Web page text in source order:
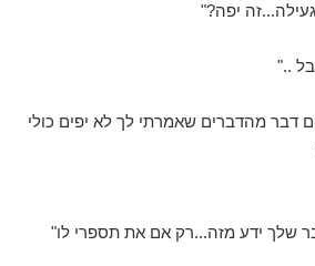
יפה?"
.."
דבר מהדברים שאמרתי לך לא יפים כולי
שלך ידע מזה...רק אם את תספרי לו"